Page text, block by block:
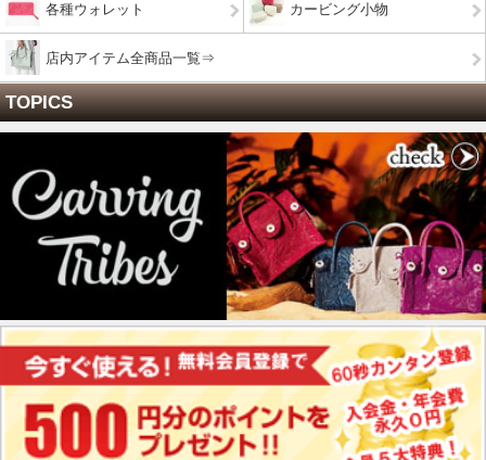
各種ウォレット カービング小物
店内アイテム全商品一覧⇒
TOPICS